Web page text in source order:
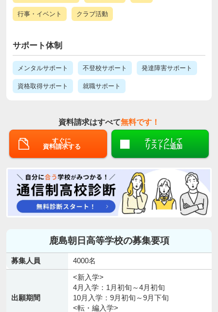
行事・イベント クラブ活動
サポート体制
メンタルサポート 不登校サポート 発達障害サポート
資格取得サポート 就職サポート
資料請求はすべて無料です！
すぐに
資料請求する
チェックして
リストに追加
鹿島朝日高等学校の募集要項
募集人員 4000名
出願期間
<新入学>
4月入学：1月初旬～4月初旬
10月入学：9月初旬～9月下旬
<転・編入学>